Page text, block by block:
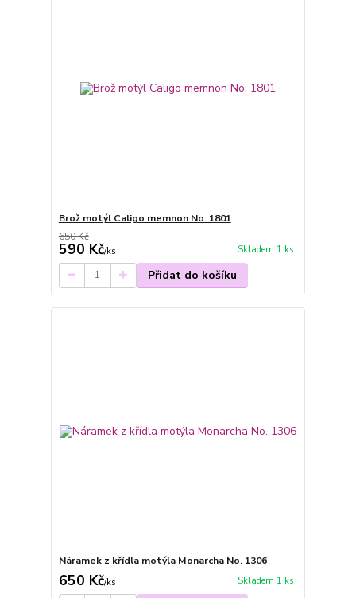
Brož motýl Caligo memnon No. 1801
650 Kč
590 Kč/ks Skladem 1 ks
Přidat do košíku
Náramek z křídla motýla Monarcha No. 1306
650 Kč/ks Skladem 1 ks